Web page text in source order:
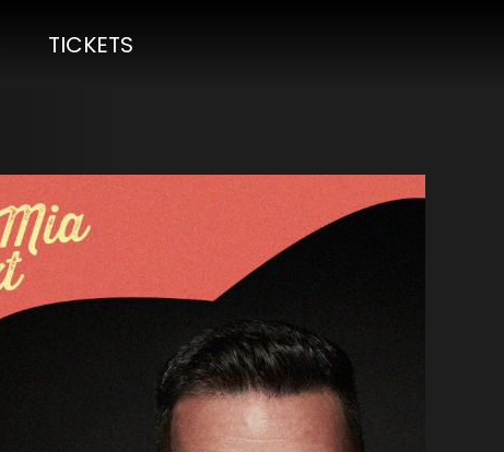
TICKETS